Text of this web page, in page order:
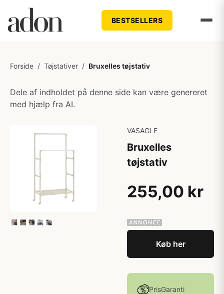
BESTSELLERS
Forside / Tøjstativer / Bruxelles tøjstativ
Dele af indholdet på denne side kan være genereret
med hjælp fra AI.
VASAGLE
Bruxelles
tøjstativ
255,00 kr
Køb her
PrisGaranti